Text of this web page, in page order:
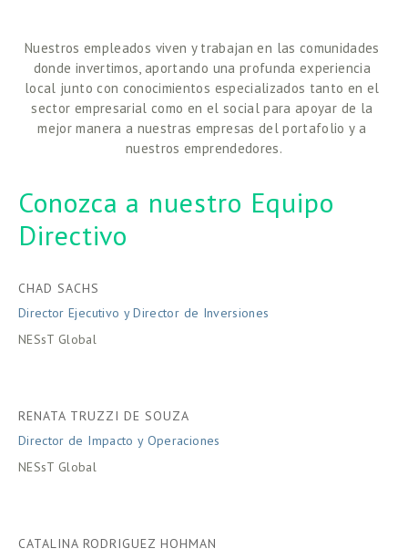
Nuestros empleados viven y trabajan en las comunidades
donde invertimos, aportando una profunda experiencia
local junto con conocimientos especializados tanto en el
sector empresarial como en el social para apoyar de la
mejor manera a nuestras empresas del portafolio y a
nuestros emprendedores.
Conozca a nuestro Equipo
Directivo
CHAD SACHS
Director Ejecutivo y Director de Inversiones
NESsT Global
RENATA TRUZZI DE SOUZA
Director de Impacto y Operaciones
NESsT Global
CATALINA RODRIGUEZ HOHMAN